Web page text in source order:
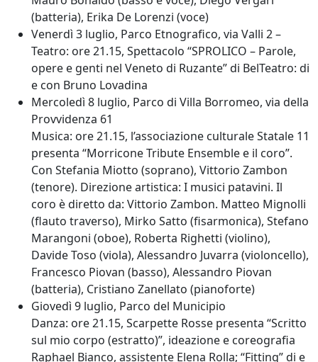
(batteria), Erika De Lorenzi (voce)
Venerdì 3 luglio, Parco Etnografico, via Valli 2 –
Teatro: ore 21.15, Spettacolo “SPROLICO – Parole,
opere e genti nel Veneto di Ruzante” di BelTeatro: di
e con Bruno Lovadina
Mercoledì 8 luglio, Parco di Villa Borromeo, via della
Provvidenza 61
Musica: ore 21.15, l’associazione culturale Statale 11
presenta “Morricone Tribute Ensemble e il coro”.
Con Stefania Miotto (soprano), Vittorio Zambon
(tenore). Direzione artistica: I musici patavini. Il
coro è diretto da: Vittorio Zambon. Matteo Mignolli
(flauto traverso), Mirko Satto (fisarmonica), Stefano
Marangoni (oboe), Roberta Righetti (violino),
Davide Toso (viola), Alessandro Juvarra (violoncello),
Francesco Piovan (basso), Alessandro Piovan
(batteria), Cristiano Zanellato (pianoforte)
Giovedì 9 luglio, Parco del Municipio
Danza: ore 21.15, Scarpette Rosse presenta “Scritto
sul mio corpo (estratto)”, ideazione e coreografia
Raphael Bianco, assistente Elena Rolla; “Fitting” di e